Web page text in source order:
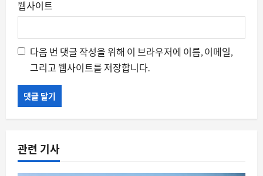
웹사이트
다음 번 댓글 작성을 위해 이 브라우저에 이름, 이메일,
그리고 웹사이트를 저장합니다.
관련 기사